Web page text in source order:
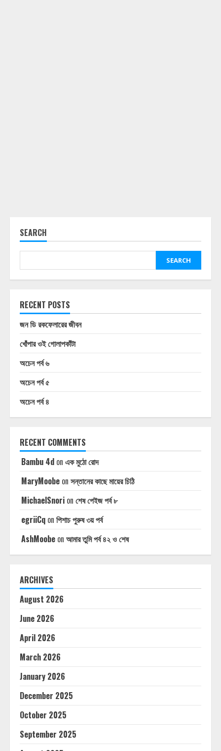
SEARCH
SEARCH
RECENT POSTS
জন ডি রকফেলারের জীবন
খোঁপার ওই গোলাপকাঁটা
অচেন পর্ব ৬
অচেন পর্ব ৫
অচেন পর্ব ৪
RECENT COMMENTS
Bambu 4d on এক মুঠো রোদ
MaryMoobe on সন্তানের কাছে মায়ের চিঠি
MichaelSnori on শেষ পেইজ পর্ব ৮
egriiCq on পিশাচ পুরুষ ৩য় পর্ব
AshMoobe on আমার তুমি পর্ব ৪২ ও শেষ
ARCHIVES
August 2026
June 2026
April 2026
March 2026
January 2026
December 2025
October 2025
September 2025